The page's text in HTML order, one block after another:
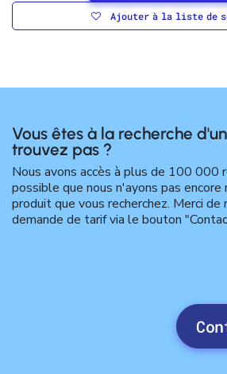
Ajouter à la liste de
Vous êtes à la recherche
trouvez pas ?
Nous avons accès à plus de 100 000
possible que nous n'ayons pas encore
produit que vous recherchez. Merci de
demande de tarif via le bouton